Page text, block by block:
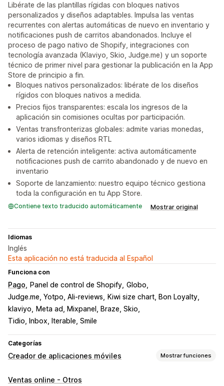
Libérate de las plantillas rígidas con bloques nativos
personalizados y diseños adaptables. Impulsa las ventas
recurrentes con alertas automáticas de nuevo en inventario y
notificaciones push de carritos abandonados. Incluye el
proceso de pago nativo de Shopify, integraciones con
tecnología avanzada (Klaviyo, Skio, Judge.me) y un soporte
técnico de primer nivel para gestionar la publicación en la App
Store de principio a fin.
Bloques nativos personalizados: libérate de los diseños
rígidos con bloques nativos a medida.
Precios fijos transparentes: escala los ingresos de la
aplicación sin comisiones ocultas por participación.
Ventas transfronterizas globales: admite varias monedas,
varios idiomas y diseños RTL
Alerta de retención inteligente: activa automáticamente
notificaciones push de carrito abandonado y de nuevo en
inventario
Soporte de lanzamiento: nuestro equipo técnico gestiona
toda la configuración en tu App Store.
Contiene texto traducido automáticamente Mostrar original
Idiomas
Inglés
Esta aplicación no está traducida al Español
Funciona con
Pago Panel de control de Shopify Globo
Judge.me, Yotpo, Ali-reviews
Kiwi size chart, Bon Loyalty
klaviyo
Meta ad, Mixpanel, Braze, Skio
Tidio, Inbox, Iterable, Smile
Categorías
Creador de aplicaciones móviles Mostrar funciones
Personalización
Ventas online - Otros